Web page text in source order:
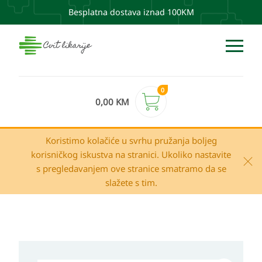
Besplatna dostava iznad 100KM
0,00 KM
0
Koristimo kolačiće u svrhu pružanja boljeg
korisničkog iskustva na stranici. Ukoliko nastavite
s pregledavanjem ove stranice smatramo da se
slažete s tim.